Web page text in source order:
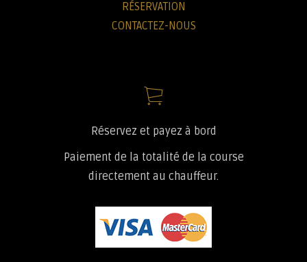
RÉSERVATION
CONTACTEZ-NOUS
Réservez et payez à bord
Paiement de la totalité de la course
directement au chauffeur.